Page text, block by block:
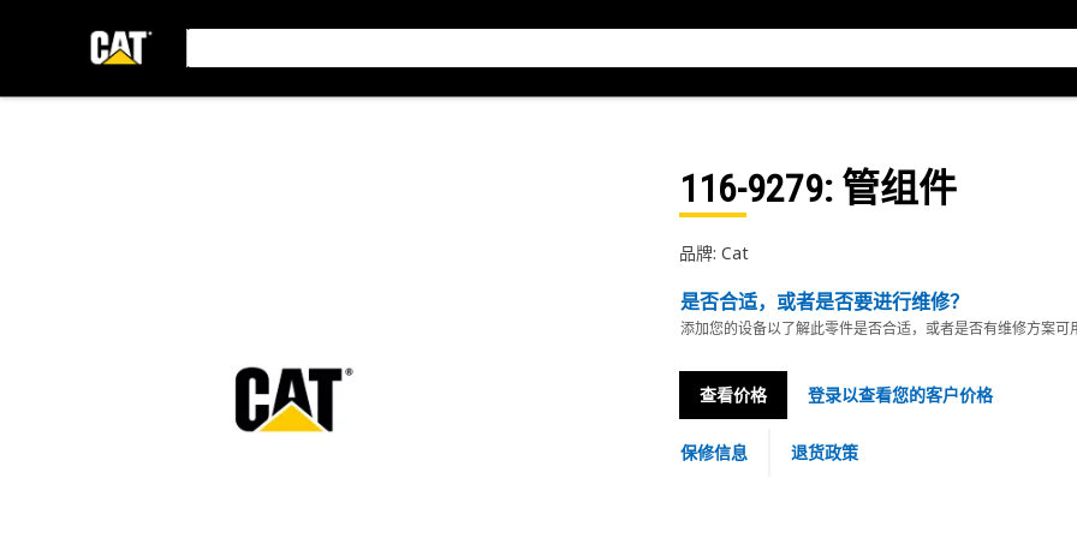
116-9279: 管组件
品牌: Cat
是否合适，或者是否要进行维修？
添加您的设备以了解此零件是否合适，或者是否有维修方案可
查看价格 登录以查看您的客户价格
保修信息 退货政策